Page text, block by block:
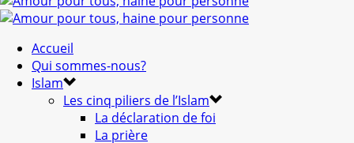
Accueil
Qui sommes-nous?
Islam
Les cinq piliers de l’Islam
La déclaration de foi
La prière